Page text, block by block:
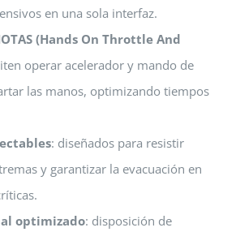
en una sola interfaz.
(Hands On Throttle And
operar acelerador y mando de
las manos, optimizando tiempos
: diseñados para resistir
y garantizar la evacuación en
optimizado: disposición de